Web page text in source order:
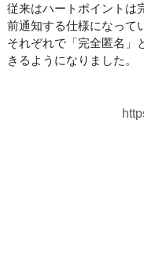
従来はハートポイントは
前通知する仕様になって
それぞれで「完全匿名」
きるようになりました。